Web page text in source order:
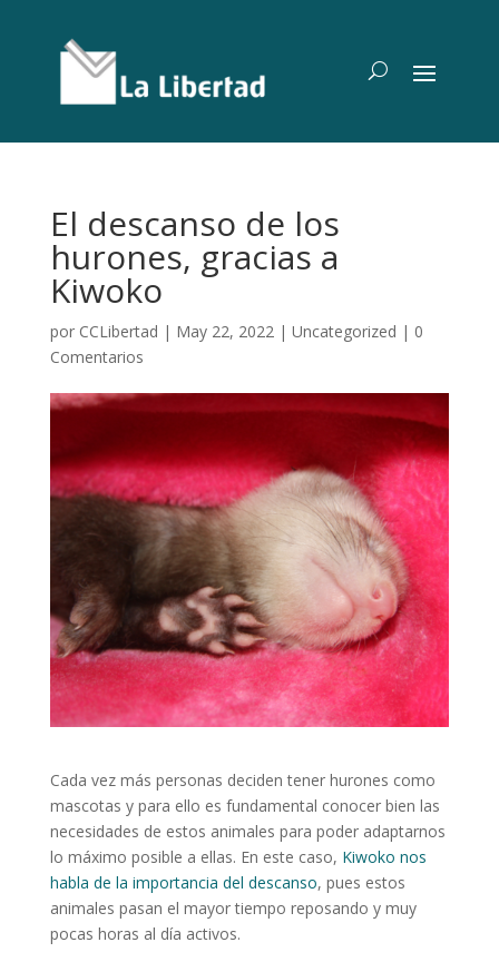
El descanso de los
hurones, gracias a
Kiwoko
por CCLibertad | May 22, 2022 | Uncategorized | 0
Comentarios
Cada vez más personas deciden tener hurones como
mascotas y para ello es fundamental conocer bien las
necesidades de estos animales para poder adaptarnos
lo máximo posible a ellas. En este caso, Kiwoko nos
habla de la importancia del descanso, pues estos
animales pasan el mayor tiempo reposando y muy
pocas horas al día activos.